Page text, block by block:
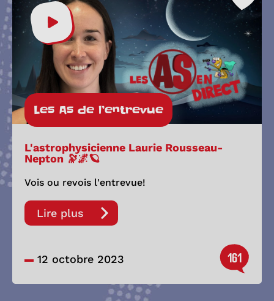
Les As de l’entrevue
L'astrophysicienne Laurie Rousseau-
Nepton 🔭🌌🪐
Vois ou revois l'entrevue!
Lire plus
12 octobre 2023 161